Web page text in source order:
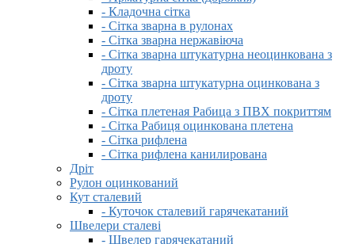
- Кладочна сітка
- Сітка зварна в рулонах
- Сітка зварна нержавіюча
- Сітка зварна штукатурна неоцинкована з
дроту
- Сітка зварна штукатурна оцинкована з
дроту
- Сітка плетеная Рабица з ПВХ покриттям
- Сітка Рабиця оцинкована плетена
- Сітка рифлена
- Сітка рифлена канилирована
Дріт
Рулон оцинкований
Кут сталевий
- Куточок сталевий гарячекатаний
Швелери сталеві
- Швелер гарячекатаний